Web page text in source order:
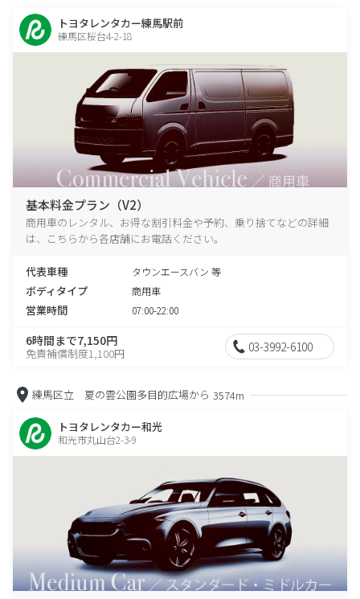
トヨタレンタカー練馬駅前
練馬区桜台4-2-18
基本料金プラン（V2）
商用車のレンタル、お得な割引料金や予約、乗り捨てなどの詳細
は、こちらから各店舗にお電話ください。
代表車種 タウンエースバン 等
ボディタイプ 商用車
営業時間 07:00-22:00
6時間まで7,150円
免責補償制度1,100円 03-3992-6100
練馬区立 夏の雲公園多目的広場から 3574m
トヨタレンタカー和光
和光市丸山台2-3-9